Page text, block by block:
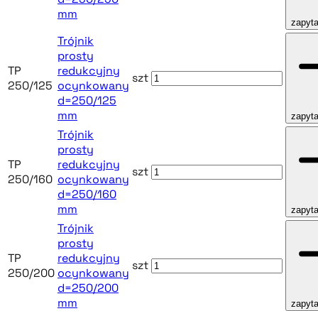
mm
TP
250/125
Trójnik
prosty
redukcyjny
ocynkowany
d=250/125
mm
szt
TP
250/160
Trójnik
prosty
redukcyjny
ocynkowany
d=250/160
mm
szt
TP
250/200
Trójnik
prosty
redukcyjny
ocynkowany
d=250/200
mm
szt